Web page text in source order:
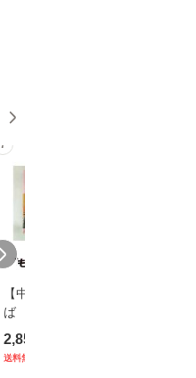
7
【中古】 耳をすませ
ば 〈2枚組〉 [DVD] /
ブエナ・ビスタ・ホー
ム・エンターテイメン
2,852
送料無料